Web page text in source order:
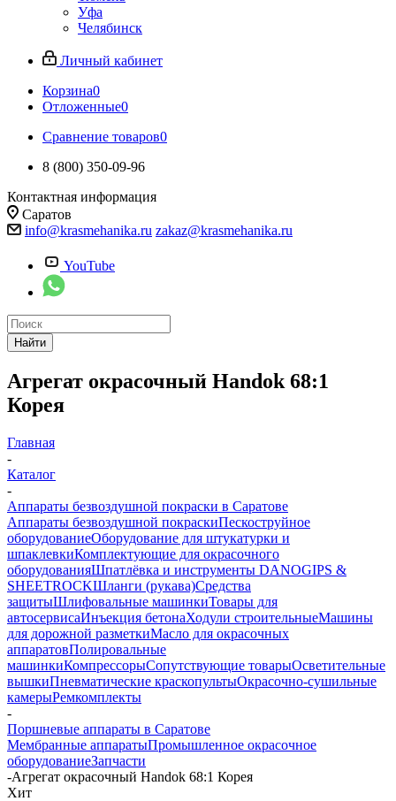
Уфа
Челябинск
Личный кабинет
Корзина0
Отложенные0
Сравнение товаров0
8 (800) 350-09-96
Контактная информация
Саратов
info@krasmehanika.ru zakaz@krasmehanika.ru
YouTube
Найти
Агрегат окрасочный Handok 68:1
Корея
Главная
-
Каталог
-
Аппараты безвоздушной покраски в Саратове
Аппараты безвоздушной покраскиПескоструйное
оборудованиеОборудование для штукатурки и
шпаклевкиКомплектующие для окрасочного
оборудованияШпатлёвка и инструменты DANOGIPS &
SHEETROCKШланги (рукава)Средства
защитыШлифовальные машинкиТовары для
автосервисаИнъекция бетонаХодули строительныеМашины
для дорожной разметкиМасло для окрасочных
аппаратовПолировальные
машинкиКомпрессорыСопутствующие товарыОсветительные
вышкиПневматические краскопультыОкрасочно-сушильные
камерыРемкомплекты
-
Поршневые аппараты в Саратове
Мембранные аппаратыПромышленное окрасочное
оборудованиеЗапчасти
-Агрегат окрасочный Handok 68:1 Корея
Хит